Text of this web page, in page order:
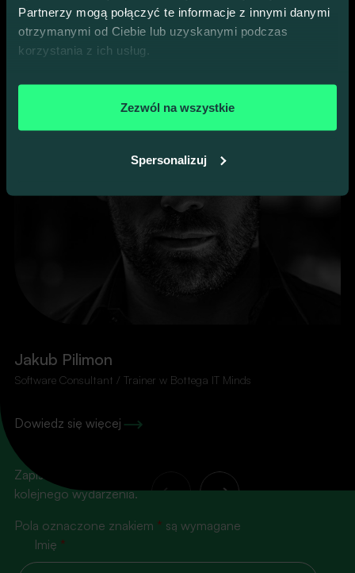
Partnerzy mogą połączyć te informacje z innymi danymi
otrzymanymi od Ciebie lub uzyskanymi podczas
korzystania z ich usług.
Zezwól na wszystkie
Spersonalizuj
Jakub Pilimon
Software Consultant / Trainer w Bottega IT Minds
Dowiedz się więcej
100% konkretu, zero
spamu!
Zapisz się na nasz newsletter, żeby nie przegapić
kolejnego wydarzenia.
Pola oznaczone znakiem * są wymagane
Imię *